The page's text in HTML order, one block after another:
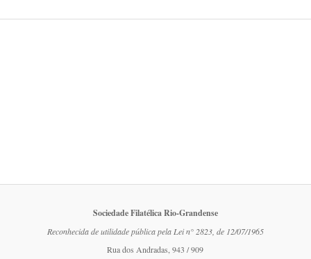
Sociedade Filatélica Rio-Grandense
Reconhecida de utilidade pública pela Lei n° 2823, de 12/07/1965
Rua dos Andradas, 943 / 909